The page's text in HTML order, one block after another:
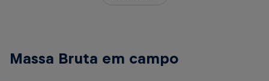
Massa Bruta em campo